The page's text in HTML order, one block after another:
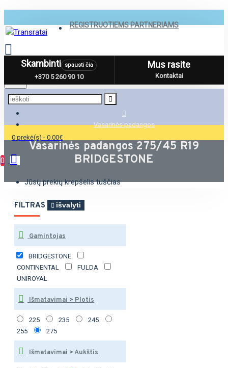
REGISTRUOTIEMS PARTNERIAMS
Menu
0 prekė(s) - 0.00€
0
Jūsų prekių krepšelis tuščias
Skambinti spausti čia
+370 5 260 90 10
Mus rasite
Kontaktai
Vasarinės padangos
Vasarinės padangos 275/45 R19
BRIDGESTONE
FILTRAS išvalyti
Gamintojas
BRIDGESTONE
CONTINENTAL
FULDA
UNIROYAL
Išmatavimai > Plotis
225 235
245
255
275
Išmatavimai > Aukštis